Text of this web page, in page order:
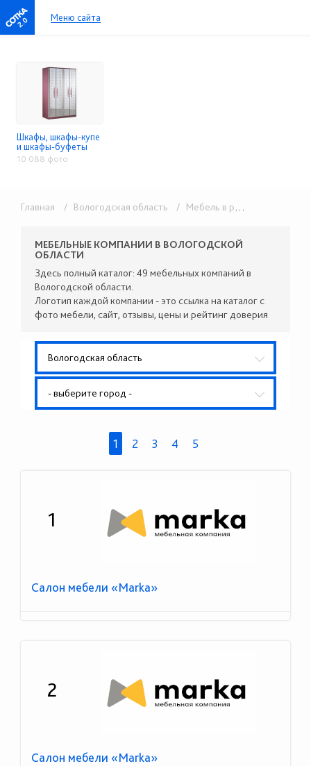
2.0 Меню сайта
Шкафы, шкафы-купе
и шкафы-буфеты
10 088 фото
Главная / Вологодская область / Мебель в розницу
МЕБЕЛЬНЫЕ КОМПАНИИ В ВОЛОГОДСКОЙ
ОБЛАСТИ
Здесь полный каталог: 49 мебельных компаний в
Вологодской области.
Логотип каждой компании - это ссылка на каталог с
фото мебели, сайт, отзывы, цены и рейтинг доверия
Вологодская область
- выберите город -
1 2 3 4 5
1
Салон мебели «Marka»
2
Салон мебели «Marka»